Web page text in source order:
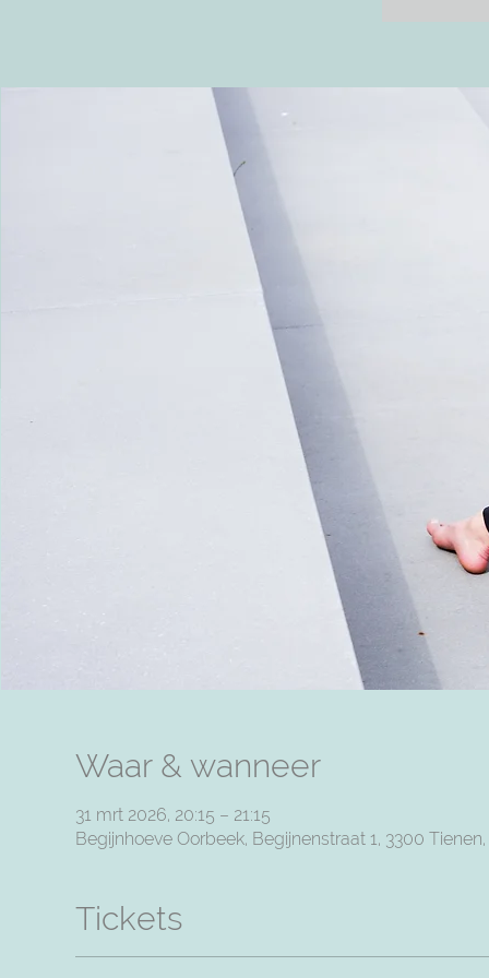
Waar & wanneer
31 mrt 2026, 20:15 – 21:15
Begijnhoeve Oorbeek, Begijnenstraat 1, 3300
Tickets